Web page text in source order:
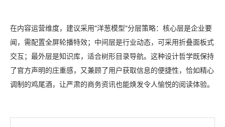
在内容运营维度，建议采用"洋葱模型"分层策略：核心层是企业要
闻，需配置全屏轮播特效；中间层是行业动态，可采用折叠面板式
交互；最外层是知识库，适合树形目录导航。这种设计哲学既保持
了官方声明的庄重感，又兼顾了用户获取信息的便捷性，恰如精心
调制的鸡尾酒，让严肃的商务资讯也能焕发令人愉悦的阅读体验。